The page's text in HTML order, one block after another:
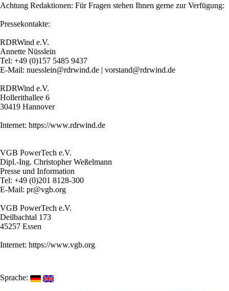
Achtung Redaktionen: Für Fragen stehen Ihnen gerne zur Verfügung:
Pressekontakte:
RDRWind e.V.
Annette Nüsslein
Tel: +49 (0)157 5485 9437
E-Mail: nuesslein@rdrwind.de | vorstand@rdrwind.de
RDRWind e.V.
Hollerithallee 6
30419 Hannover
Internet: https://www.rdrwind.de
VGB PowerTech e.V.
Dipl.-Ing. Christopher Weßelmann
Presse und Information
Tel: +49 (0)201 8128-300
E-Mail: pr@vgb.org
VGB PowerTech e.V.
Deilbachtal 173
45257 Essen
Internet: https://www.vgb.org
Sprache: